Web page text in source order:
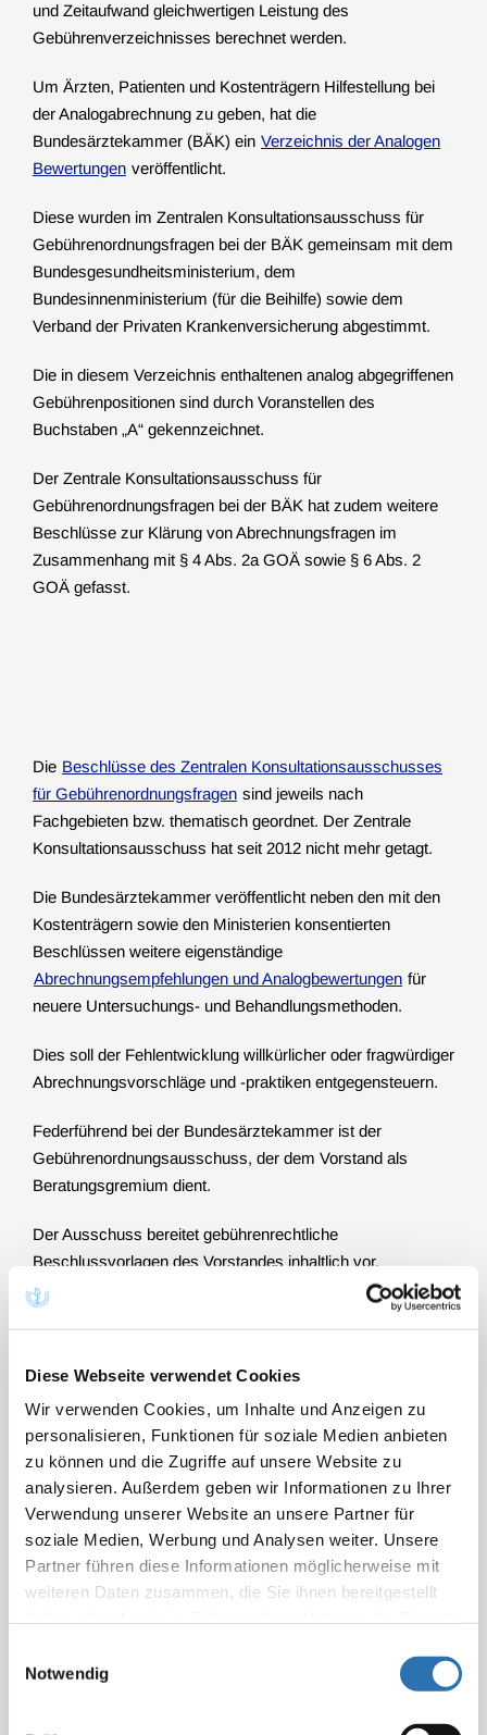
Diese Webseite verwendet Cookies
Wir verwenden Cookies, um Inhalte und Anzeigen zu
personalisieren, Funktionen für soziale Medien anbieten
zu können und die Zugriffe auf unsere Website zu
analysieren. Außerdem geben wir Informationen zu Ihrer
Verwendung unserer Website an unsere Partner für
soziale Medien, Werbung und Analysen weiter. Unsere
Partner führen diese Informationen möglicherweise mit
weiteren Daten zusammen, die Sie ihnen bereitgestellt
Cookies, wenn Sie unsere Webseite weiterhin
Notwendig
und Zeitaufwand gleichwertigen Leistung des
Gebührenverzeichnisses berechnet werden.
Um Ärzten, Patienten und Kostenträgern Hilfestellung bei
der Analogabrechnung zu geben, hat die
Bundesärztekammer (BÄK) ein Verzeichnis der Analogen
Bewertungen veröffentlicht.
Diese wurden im Zentralen Konsultationsausschuss für
Gebührenordnungsfragen bei der BÄK gemeinsam mit dem
Bundesgesundheitsministerium, dem
Bundesinnenministerium (für die Beihilfe) sowie dem
Verband der Privaten Krankenversicherung abgestimmt.
Die in diesem Verzeichnis enthaltenen analog abgegriffenen
Gebührenpositionen sind durch Voranstellen des
Buchstaben „A“ gekennzeichnet.
Der Zentrale Konsultationsausschuss für
Gebührenordnungsfragen bei der BÄK hat zudem weitere
Beschlüsse zur Klärung von Abrechnungsfragen im
Zusammenhang mit § 4 Abs. 2a GOÄ sowie § 6 Abs. 2
GOÄ gefasst.
Die Beschlüsse des Zentralen Konsultationsausschusses
für Gebührenordnungsfragen sind jeweils nach
Fachgebieten bzw. thematisch geordnet. Der Zentrale
Konsultationsausschuss hat seit 2012 nicht mehr getagt.
Die Bundesärztekammer veröffentlicht neben den mit den
Kostenträgern sowie den Ministerien konsentierten
Beschlüssen weitere eigenständige
Abrechnungsempfehlungen und Analogbewertungen für
neuere Untersuchungs- und Behandlungsmethoden.
Dies soll der Fehlentwicklung willkürlicher oder fragwürdiger
Abrechnungsvorschläge und -praktiken entgegensteuern.
Federführend bei der Bundesärztekammer ist der
Gebührenordnungsausschuss, der dem Vorstand als
Beratungsgremium dient.
Der Ausschuss bereitet gebührenrechtliche
Beschlussvorlagen des Vorstandes inhaltlich vor.
Das Verfahren bei Analogen Bewertungen wird ausführlich
Die neusten Abrechnungsempfehlung und
Analogbewertungen der Bundesärztekammer aus dem
aktuellen und dem vergangenen Jahr sind nochmals
gesondert unter dem Punkt„Aktuelle
Abrechnungsempfehlung und Analogbewertungen der
Bundesärztekammer“
aufgeführt.